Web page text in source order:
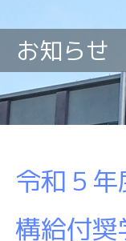
お知らせ
令和５
構給付